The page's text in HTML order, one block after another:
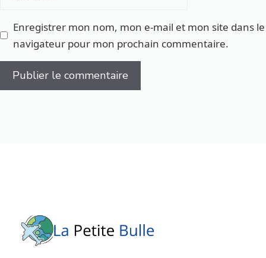
Enregistrer mon nom, mon e-mail et mon site dans le
navigateur pour mon prochain commentaire.